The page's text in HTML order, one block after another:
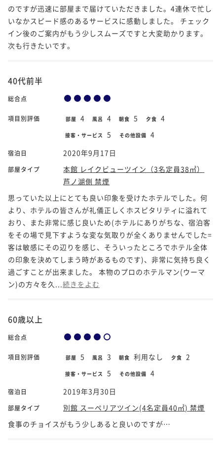
のですが迅速に部屋まで届けていただきました。4連休で忙し
いなかスピード感のあるサービスに感動しました。 チェック
イン後のご案内がもう少しスムーズですと大変助かります。
次も行きたいです。
40代前半
総合点
項目別評価 部屋 4 風呂 4 朝食 5 夕食 4
接客・サービス 5 その他設備 4
宿泊日 2020年9月17日
部屋タイプ
本館 レイクビューツイン（3名定員38㎡）
芦ノ湖側 禁煙
思っていた以上にとても良い印象を受けたホテルでした。何
より、ホテルの皆さんが礼儀正しくホスピタリティに溢れて
おり、また非常に感じ良いため(ホテルにありがちな、宿泊客
をその場で見下すような変な気取りが全くありませんでした=
客は敏感にその辺りを感じ、そういったところでホテル全体
の印象を決めてしまう時があるものです)、非常に気持ち良く
過ごすことが出来ました。 本物のプロのホテルマン(ウーマ
ン)の方々を久... 続きをよむ
60歳以上
総合点
項目別評価 部屋 5 風呂 3 朝食 利用なし 夕食 2
接客・サービス 5 その他設備 4
宿泊日 2019年3月30日
部屋タイプ
別館 スーペリアツイン(4名定員40㎡) 禁煙
食事のチョイスがもう少しあると良いのですが…